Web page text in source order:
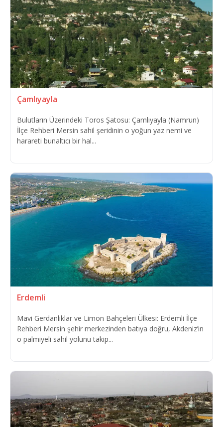
Çamlıyayla
Bulutların Üzerindeki Toros Şatosu: Çamlıyayla (Namrun)
İlçe Rehberi Mersin sahil şeridinin o yoğun yaz nemi ve
harareti bunaltıcı bir hal...
Erdemli
Mavi Gerdanlıklar ve Limon Bahçeleri Ülkesi: Erdemli İlçe
Rehberi Mersin şehir merkezinden batıya doğru, Akdeniz’in
o palmiyeli sahil yolunu takip...